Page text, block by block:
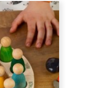
Rango
de
precios:
desde
11,05€
hasta
53,30€
Este
producto
tiene
múltiples
variantes.
Las
opciones